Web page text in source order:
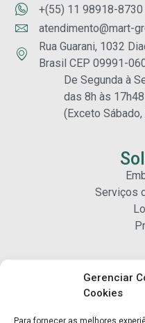
Gerenciar
Cookies
Para fornecer as melhores
+(55) 11 98918-8730
atendimento@mart-
Rua Guarani, 1032
Brasil CEP 09991-
De Segunda à
das 8h às 17h48
(Exceto
Serviços